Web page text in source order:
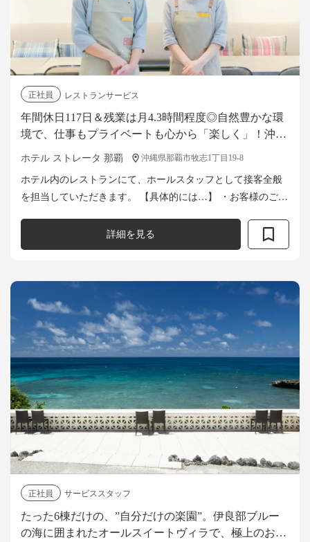
正社員
レストランサービス
年間休日117日＆残業は月4.3時間程度◎自然豊かな環
境で、仕事もプライベートも心から「楽しく」！沖縄
のアーバンリゾートでレストランサービススタッフを
ホテル ストレータ 那覇 沖縄県那覇市牧志1丁目19-8
ホテル内のレストランにて、ホールスタッフとして接客全般
を担当していただきます。 【具体的には…】 ・お客様のご案
理確認 ・日報・売上...詳細を見る
正社員
サービススタッフ
たった6棟だけの、”自分だけの楽園”。伊良部ブルー
の海に囲まれたオールスイートヴィラで、極上のおも